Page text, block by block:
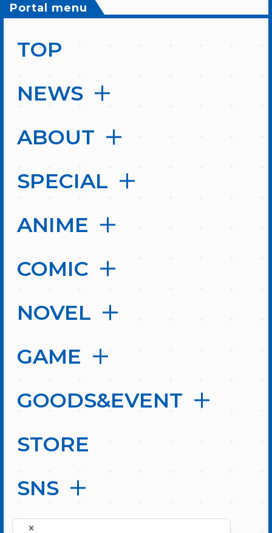
Portal menu
TOP
NEWS
ABOUT
SPECIAL
ANIME
COMIC
NOVEL
GAME
GOODS&EVENT
STORE
SNS